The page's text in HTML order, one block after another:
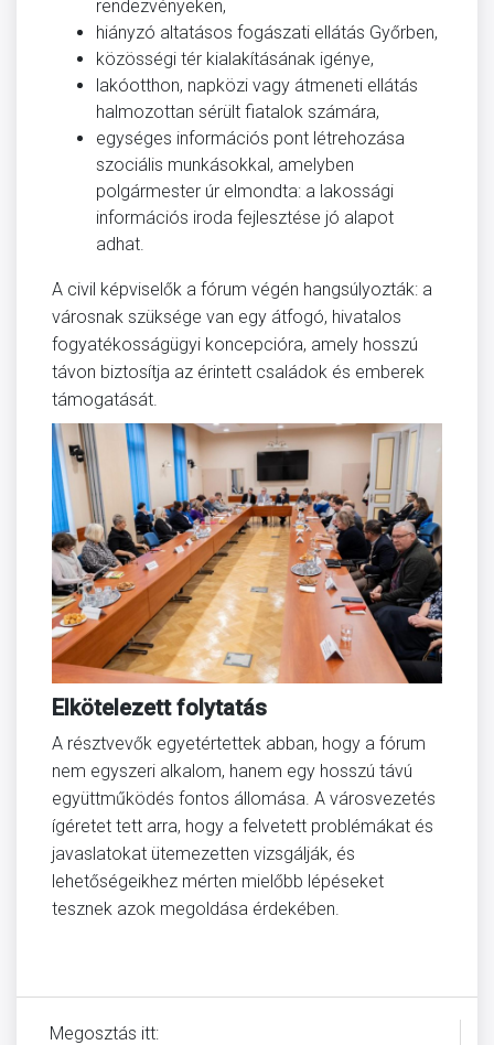
rendezvényeken,
hiányzó altatásos fogászati ellátás Győrben,
közösségi tér kialakításának igénye,
lakóotthon, napközi vagy átmeneti ellátás
halmozottan sérült fiatalok számára,
egységes információs pont létrehozása
szociális munkásokkal, amelyben
polgármester úr elmondta: a lakossági
információs iroda fejlesztése jó alapot
adhat.
A civil képviselők a fórum végén hangsúlyozták: a
városnak szüksége van egy átfogó, hivatalos
fogyatékosságügyi koncepcióra, amely hosszú
távon biztosítja az érintett családok és emberek
támogatását.
Elkötelezett folytatás
A résztvevők egyetértettek abban, hogy a fórum
nem egyszeri alkalom, hanem egy hosszú távú
együttműködés fontos állomása. A városvezetés
ígéretet tett arra, hogy a felvetett problémákat és
javaslatokat ütemezetten vizsgálják, és
lehetőségeikhez mérten mielőbb lépéseket
tesznek azok megoldása érdekében.
Megosztás itt: